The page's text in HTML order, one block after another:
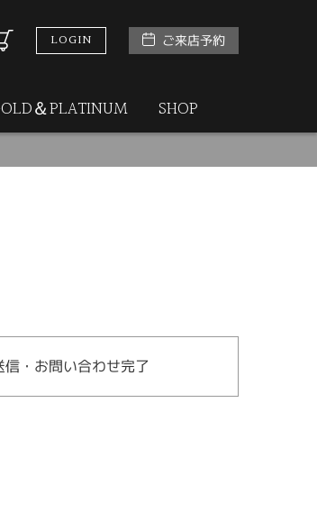
LOGIN ご来店予約
＆PLATINUM SHOP
信・お問い合わせ完了